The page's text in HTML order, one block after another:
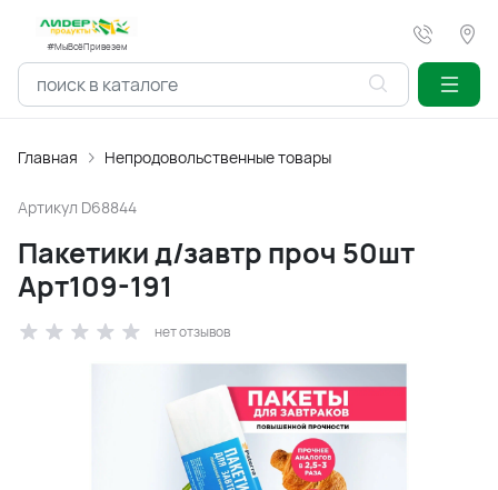
#МыВсёПривезем
Главная Непродовольственные товары
Артикул D68844
Пакетики д/завтр проч 50шт
Арт109-191
нет отзывов